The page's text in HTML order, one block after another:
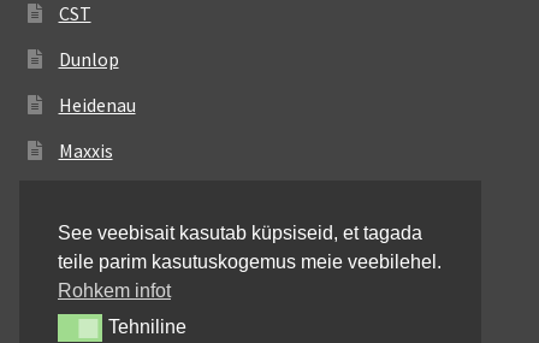
CST
Dunlop
Heidenau
Maxxis
Michelin
Mitas
Pirelli
See veebisait kasutab küpsiseid, et tagada
teile parim kasutuskogemus meie veebilehel.
Rohkem infot
TehnilineTehniline